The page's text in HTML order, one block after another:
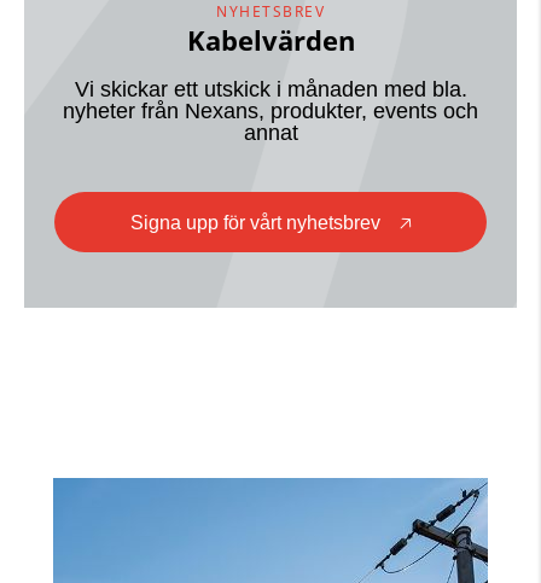
NYHETSBREV
Kabelvärden
Vi skickar ett utskick i månaden med bla.
nyheter från Nexans, produkter, events och
annat
Signa upp för vårt nyhetsbrev 🡥